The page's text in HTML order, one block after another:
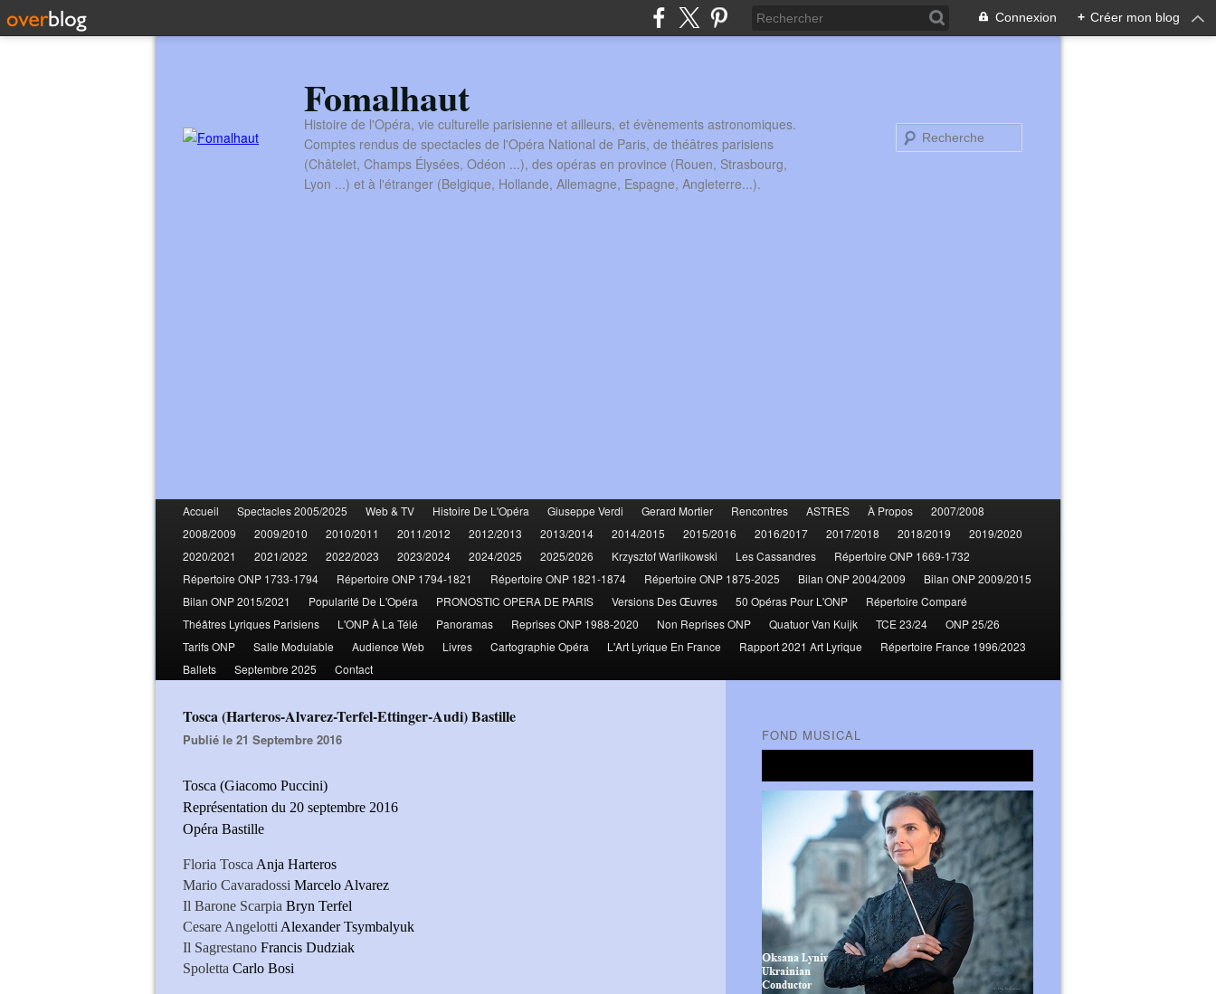
Connexion + Créer mon blog
Fomalhaut
Histoire de l'Opéra, vie culturelle parisienne et ailleurs, et évènements astronomiques.
Comptes rendus de spectacles de l'Opéra National de Paris, de théâtres parisiens
(Châtelet, Champs Élysées, Odéon ...), des opéras en province (Rouen, Strasbourg,
Lyon ...) et à l'étranger (Belgique, Hollande, Allemagne, Espagne, Angleterre...).
Accueil Spectacles 2005/2025 Web & TV Histoire De L'Opéra Giuseppe Verdi Gerard Mortier Rencontres ASTRES À Propos
2007/2008
2008/2009
2009/2010 2010/2011 2011/2012 2012/2013 2013/2014 2014/2015 2015/2016 2016/2017 2017/2018 2018/2019
2019/2020
2020/2021
2021/2022 2022/2023 2023/2024 2024/2025 2025/2026 Krzysztof Warlikowski Les Cassandres
Répertoire ONP 1669-1732
Répertoire ONP 1733-1794
Répertoire ONP 1794-1821 Répertoire ONP 1821-1874 Répertoire ONP 1875-2025 Bilan ONP 2004/2009
Bilan ONP 2009/2015
Bilan ONP 2015/2021
Popularité De L'Opéra PRONOSTIC OPERA DE PARIS Versions Des Œuvres 50 Opéras Pour L'ONP
Répertoire Comparé
Théâtres Lyriques Parisiens
L'ONP À La Télé Panoramas Reprises ONP 1988-2020 Non Reprises ONP Quatuor Van Kuijk TCE 23/24
ONP 25/26
Tarifs ONP
Salle Modulable Audience Web Livres Cartographie Opéra L'Art Lyrique En France Rapport 2021 Art Lyrique
Répertoire France 1996/2023
Ballets
Septembre 2025 Contact
Tosca (Harteros-Alvarez-Terfel-Ettinger-Audi) Bastille
Publié le 21 Septembre 2016
Tosca (Giacomo Puccini)
Représentation du 20 septembre 2016
Opéra Bastille
Floria Tosca Anja Harteros
Mario Cavaradossi Marcelo Alvarez
Il Barone Scarpia Bryn Terfel
Cesare Angelotti Alexander Tsymbalyuk
Il Sagrestano Francis Dudziak
Spoletta Carlo Bosi
FOND MUSICAL